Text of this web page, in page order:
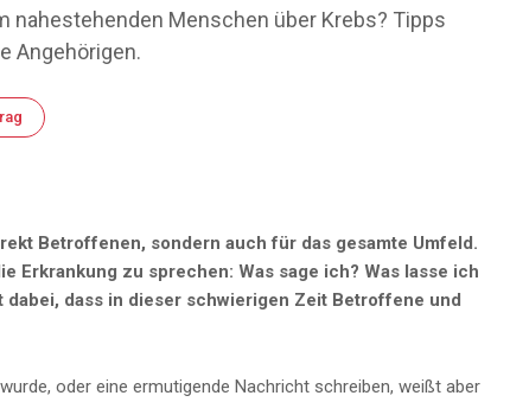
nahestehenden Menschen über Krebs? Tipps
Angehörigen.
Betroffenen, sondern auch für das gesamte Umfeld.
zu sprechen: Was sage ich? Was lasse ich
dass in dieser schwierigen Zeit Betroffene und
oder eine ermutigende Nachricht schreiben, weißt aber